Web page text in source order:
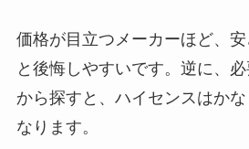
価格が目立つメーカーほど、安
と後悔しやすいです。逆に、
から探すと、ハイセンスはか
なります。